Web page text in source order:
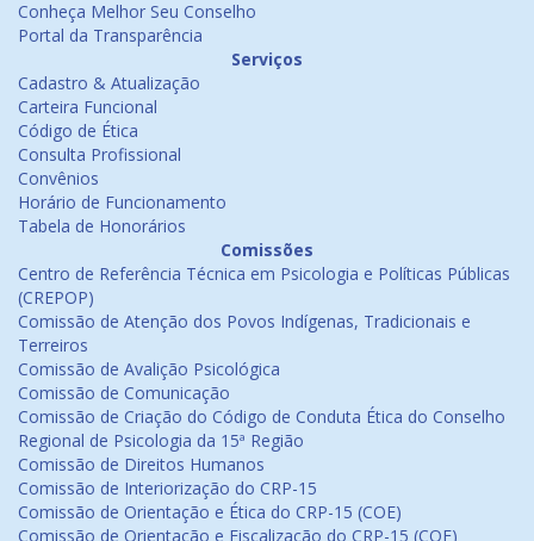
Conheça Melhor Seu Conselho
Portal da Transparência
Serviços
Cadastro & Atualização
Carteira Funcional
Código de Ética
Consulta Profissional
Convênios
Horário de Funcionamento
Tabela de Honorários
Comissões
Centro de Referência Técnica em Psicologia e Políticas Públicas
(CREPOP)
Comissão de Atenção dos Povos Indígenas, Tradicionais e
Terreiros
Comissão de Avalição Psicológica
Comissão de Comunicação
Comissão de Criação do Código de Conduta Ética do Conselho
Regional de Psicologia da 15ª Região
Comissão de Direitos Humanos
Comissão de Interiorização do CRP-15
Comissão de Orientação e Ética do CRP-15 (COE)
Comissão de Orientação e Fiscalização do CRP-15 (COF)